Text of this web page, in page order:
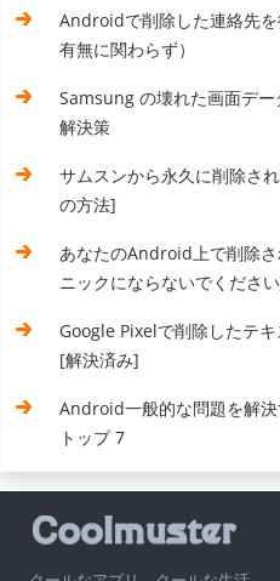
Androidで削除した連絡先
有無に関わらず）
Samsung の壊れた画面デ
解決策
サムスンから永久に削除さ
の方法]
あなたのAndroid上で削除
ニックにならないでくださ
Google Pixelで削除したテ
[解決済み]
Android一般的な問題を解
トップ 7